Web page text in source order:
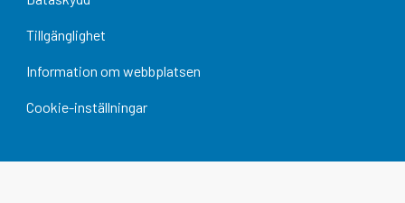
Tillgänglighet
Information om webbplatsen
Cookie-inställningar